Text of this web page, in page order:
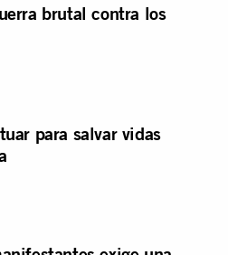
brutal contra los
para salvar vidas